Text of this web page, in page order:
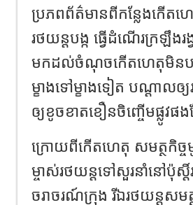
ប្រភពព័ត៌មានពីកន្លែងកើត
រថយន្ដបង្ក ធ្វើដំណើរក្រឡឹ
មកដល់ចំណុចកើតហេតុមិនបន្
ម្ខាងទៅម្ខាងទៀត បណ្ដាលឲ្
ឲ្យខូចខាតខឿនចិញ្ចើមផ្លូវផង
ក្រោយពីកើតហេតុ សមត្ថកិច្ច
ម្ចាស់រថយន្ដទៅសួរនាំនៅប៉ុស្
ចរាចរណ៍ក្រុង រីឯរថយន្ដសម